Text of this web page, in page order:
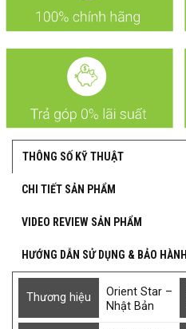
THÔNG SỐ KỸ THUẬT
CHI TIẾT SẢN PHẨM
VIDEO REVIEW SẢN PHẨM
HƯỚNG DẪN SỬ DỤNG & BẢO HÀNH
Thương hiệu
Orient Star –
Nhật Bản